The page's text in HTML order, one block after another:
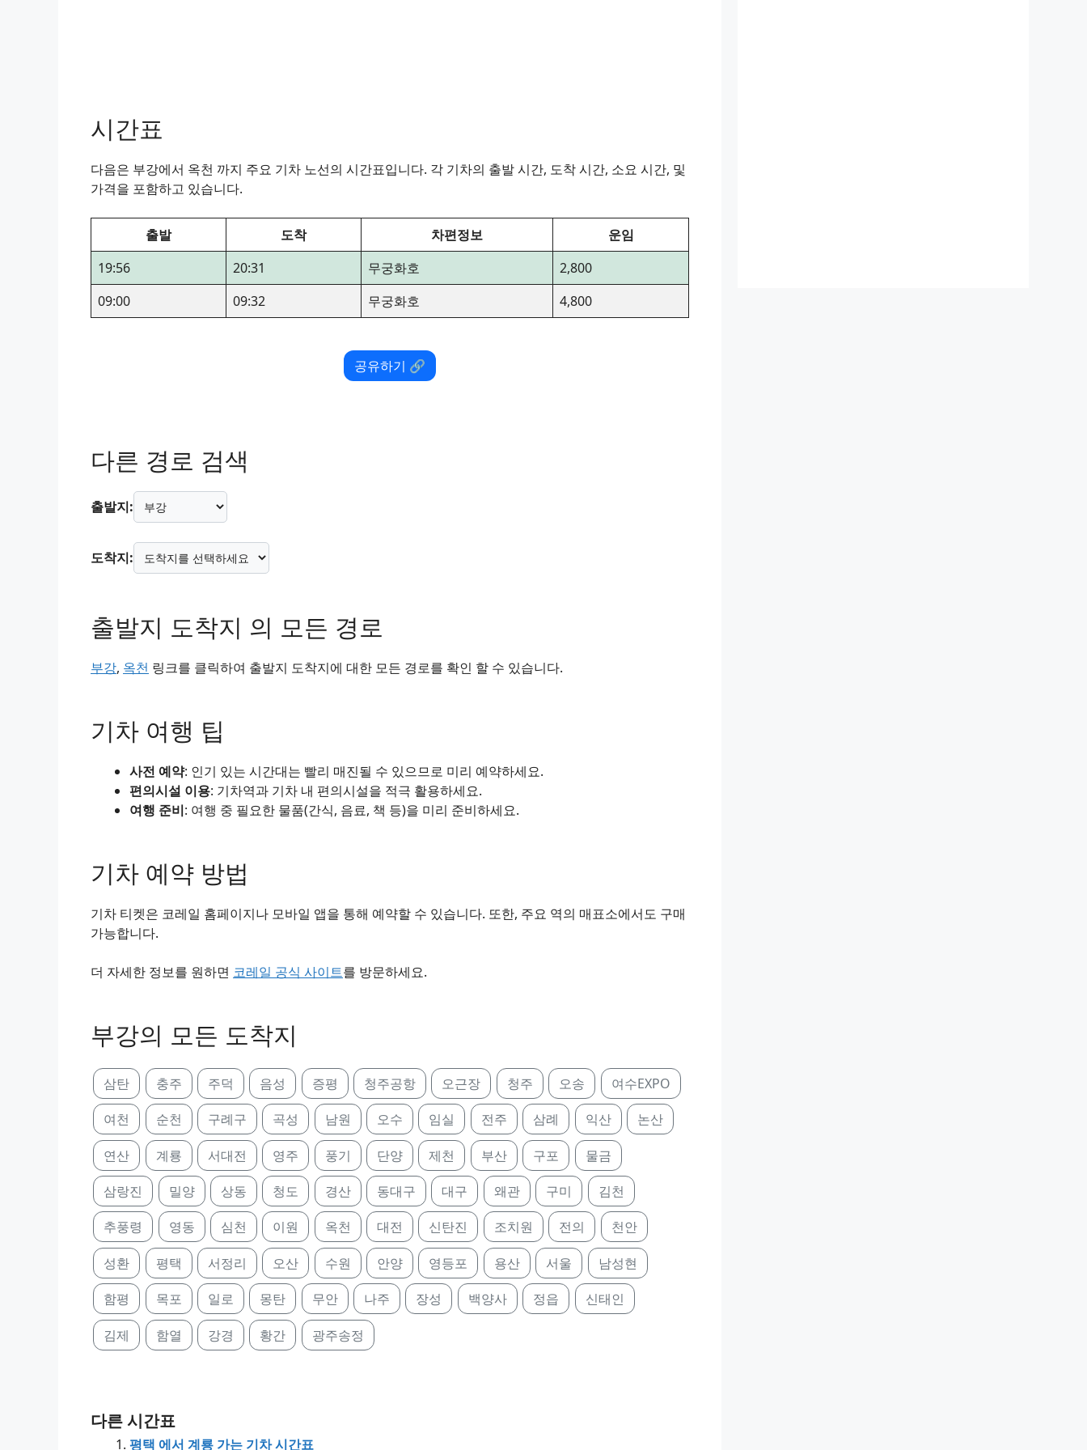
시간표
다음은 부강에서 옥천 까지 주요 기차 노선의 시간표입니다. 각 기차의 출발 시간, 도착 시간, 소요 시간, 및
가격을 포함하고 있습니다.
출발 도착 차편정보
운임
19:56
20:31 무궁화호
2,800
09:00
09:32 무궁화호 4,800
공유하기 🔗
다른 경로 검색
출발지:
도착지:
출발지 도착지 의 모든 경로
부강, 옥천 링크를 클릭하여 출발지 도착지에 대한 모든 경로를 확인 할 수 있습니다.
기차 여행 팁
사전 예약: 인기 있는 시간대는 빨리 매진될 수 있으므로 미리 예약하세요.
편의시설 이용: 기차역과 기차 내 편의시설을 적극 활용하세요.
여행 준비: 여행 중 필요한 물품(간식, 음료, 책 등)을 미리 준비하세요.
기차 예약 방법
기차 티켓은 코레일 홈페이지나 모바일 앱을 통해 예약할 수 있습니다. 또한, 주요 역의 매표소에서도 구매
가능합니다.
더 자세한 정보를 원하면 코레일 공식 사이트를 방문하세요.
부강의 모든 도착지
삼탄 충주 주덕 음성 증평 청주공항 오근장 청주 오송 여수EXPO
여천 순천 구례구 곡성 남원 오수 임실 전주 삼례 익산 논산
연산 계룡 서대전 영주 풍기 단양 제천 부산 구포 물금
삼랑진 밀양 상동 청도 경산 동대구 대구 왜관 구미 김천
추풍령 영동 심천 이원 옥천 대전 신탄진 조치원 전의 천안
성환 평택 서정리 오산 수원 안양 영등포 용산 서울 남성현
함평 목포 일로 몽탄 무안 나주 장성 백양사 정읍 신태인
김제 함열 강경 황간 광주송정
다른 시간표
평택 에서 계룡 가는 기차 시간표